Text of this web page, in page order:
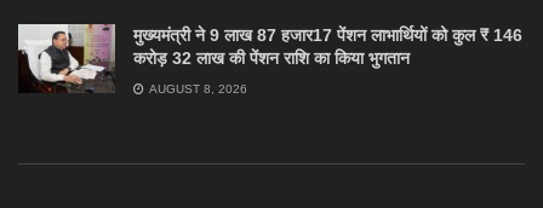
मुख्यमंत्री ने 9 लाख 87 हजार17 पेंशन लाभार्थियों को कुल ₹ 146
करोड़ 32 लाख की पेंशन राशि का किया भुगतान
AUGUST 8, 2026